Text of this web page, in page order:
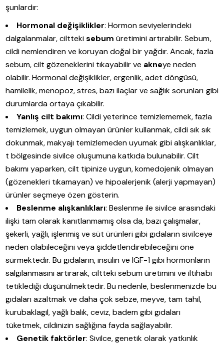
şunlardır:
Hormonal değişiklikler: Hormon seviyelerindeki
dalgalanmalar, cilttekisebum üretimini artırabilir. Sebum,
cildi nemlendiren ve koruyan doğal bir yağdır. Ancak, fazla
sebum, cilt gözeneklerini tıkayabilir ve akneye neden
olabilir. Hormonal değişiklikler, ergenlik, adet döngüsü,
hamilelik, menopoz, stres, bazı ilaçlar ve sağlık sorunları gibi
durumlarda ortaya çıkabilir.
Yanlış cilt bakımı: Cildi yeterince temizlememek, fazla
temizlemek, uygun olmayan ürünler kullanmak, cildi sık sık
dokunmak, makyajı temizlemeden uyumak gibi alışkanlıklar,
t bölgesinde sivilce oluşumuna katkıda bulunabilir. Cilt
bakımı yaparken, cilt tipinize uygun, komedojenik olmayan
(gözenekleri tıkamayan) ve hipoalerjenik (alerji yapmayan)
ürünler seçmeye özen gösterin.
Beslenme alışkanlıkları: Beslenme ile sivilce arasındaki
ilişki tam olarak kanıtlanmamış olsa da, bazı çalışmalar,
şekerli, yağlı, işlenmiş ve süt ürünleri gibi gıdaların sivilceye
neden olabileceğini veya şiddetlendirebileceğini öne
sürmektedir. Bu gıdaların, insülin ve IGF-1 gibi hormonların
salgılanmasını artırarak, ciltteki sebum üretimini ve iltihabı
tetiklediği düşünülmektedir. Bu nedenle, beslenmenizde bu
gıdaları azaltmak ve daha çok sebze, meyve, tam tahıl,
kurubaklagil, yağlı balık, ceviz, badem gibi gıdaları
tüketmek, cildinizin sağlığına fayda sağlayabilir.
Genetik faktörler: Sivilce, genetik olarak yatkınlık